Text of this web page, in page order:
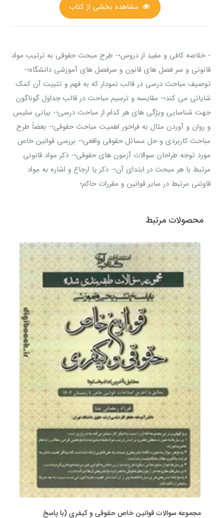
مشاهده بخشی از کتاب
- خلاصه کافی و مفید از دروس؛- طرح مبحث حقوقی به ترتیب مواد
قانونی و سر فصل های قانون و سرفصل های آموزشی دانشگاه؛-
توصیف مباحث درسی در قالب نمودار که به فهم و تثبیت آن کمک
شایانی می کند؛- مقایسه و ترسیم مباحث در قالب جداول گوناگون
جهت شناسایی ویژگی های هر کدام از مباحث درسی؛- بیانی سلیس
و روان و آوردن مثال به فراخور اهمیت مباحث حقوقی؛- بعضاً طرح
مباحث کاربردی و حل مسائل حقوقی واقعی؛- بررسی قوانین خاص
مورد توجه طراحان سوالات آزمون های حقوقی؛- ذکر مواد قانونی
مرتبط با هر مبحث در ابتدای آن؛- ذکر یا ارجاع و اشاره به مواد
قاوننی مرتبط در سایر قوانین و مقررات حاکم؛
محصولات مرتبط
مجموعه سوالات قوانین خاص حقوقی و کیفری (با پاسخ